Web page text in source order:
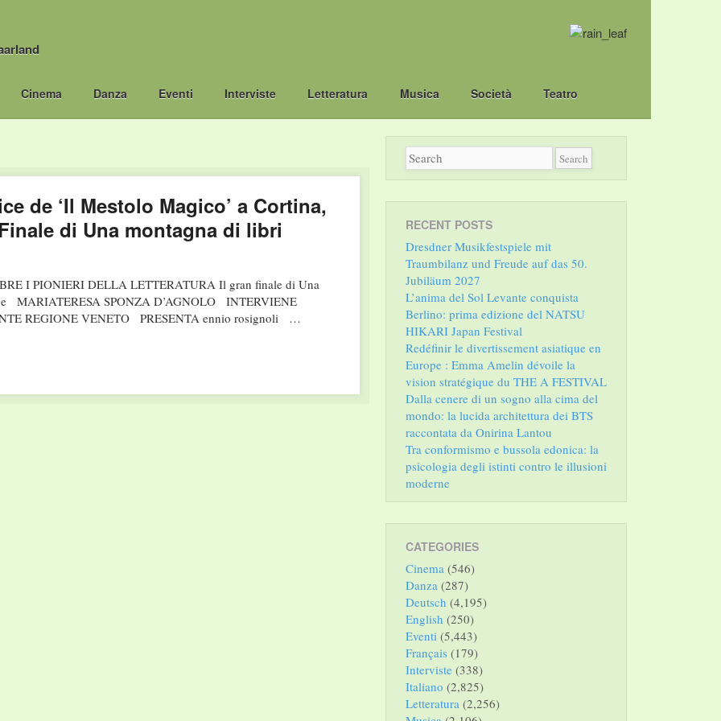
Cinema Danza Eventi Interviste Letteratura Musica Società Teatro
de ‘Il Mestolo Magico’ a Cortina,
di Una montagna di libri
I PIONIERI DELLA LETTERATURA Il gran finale di Una
MARIATERESA SPONZA D’AGNOLO INTERVIENE
REGIONE VENETO PRESENTA ennio rosignoli …
RECENT POSTS
Dresdner Musikfestspiele mit
Traumbilanz und Freude auf das 50.
Jubiläum 2027
L’anima del Sol Levante conquista
Berlino: prima edizione del NATSU
HIKARI Japan Festival
Redéfinir le divertissement asiatique en
Europe : Emma Amelin dévoile la
vision stratégique du THE A FESTIVAL
Dalla cenere di un sogno alla cima del
mondo: la lucida architettura dei BTS
raccontata da Onirina Lantou
Tra conformismo e bussola edonica: la
psicologia degli istinti contro le illusioni
moderne
CATEGORIES
Cinema (546)
Danza (287)
Deutsch (4,195)
English (250)
Eventi (5,443)
Français (179)
Interviste (338)
Italiano (2,825)
Letteratura (2,256)